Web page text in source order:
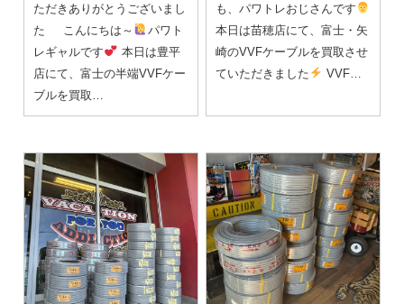
ただきありがとうございまし
た こんにちは～
パワト
レギャルです
本日は豊平
店にて、富士の半端VVFケー
ブルを買取…
も、パワトレおじさんです
本日は苗穂店にて、富士・矢
崎のVVFケーブルを買取させ
ていただきました
VVF…